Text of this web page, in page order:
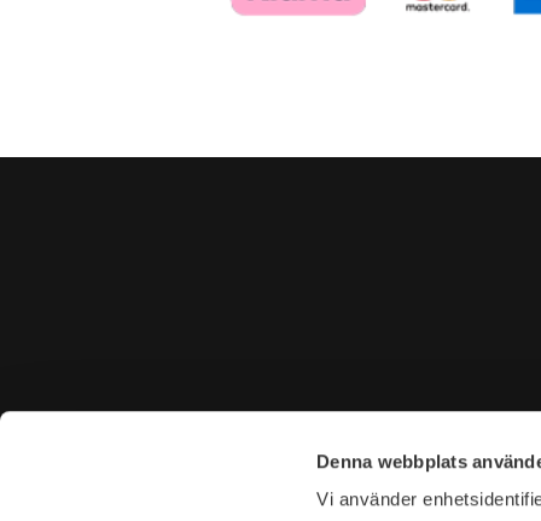
Denna webbplats
Vi använder